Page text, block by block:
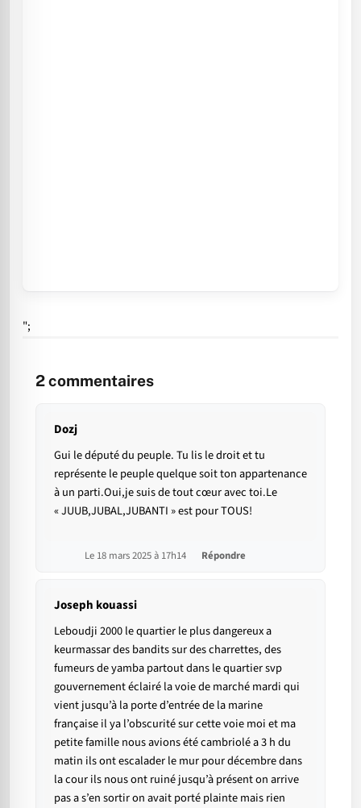
";
2commentaires
Dozj
Gui le député du peuple. Tu lis le droit et tu
représente le peuple quelque soit ton appartenance
à un parti.Oui,je suis de tout cœur avec toi.Le
« JUUB,JUBAL,JUBANTI » est pour TOUS!
Le 18 mars 2025 à 17h14 Répondre
Joseph kouassi
Leboudji 2000 le quartier le plus dangereux a
keurmassar des bandits sur des charrettes, des
fumeurs de yamba partout dans le quartier svp
gouvernement éclairé la voie de marché mardi qui
vient jusqu’à la porte d’entrée de la marine
française il ya l’obscurité sur cette voie moi et ma
petite famille nous avions été cambriolé a 3 h du
matin ils ont escalader le mur pour décembre dans
la cour ils nous ont ruiné jusqu’à présent on arrive
pas a s’en sortir on avait porté plainte mais rien